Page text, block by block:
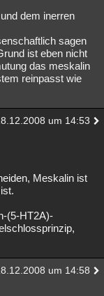
Literatur
English
dem inerren
sagen
ist eben nicht
das meskalin
reinpasst wie
um 14:53
Meskalin ist
(5-HT2A)-
um 14:58